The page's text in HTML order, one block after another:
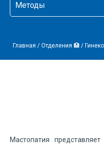
Методы
Главная / Отделения 🏥/
Мастопатия